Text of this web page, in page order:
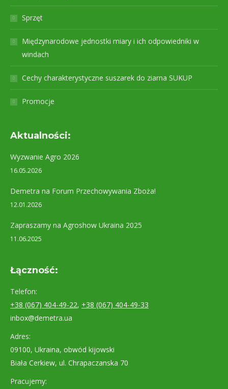
Sprzęt
Międzynarodowe jednostki miary i ich odpowiedniki w
windach
Cechy charakterystyczne suszarek do ziarna SUKUP
Promocje
Aktualności:
Wyzwanie Agro 2026
16.05.2026
Demetra na Forum Przechowywania Zboża!
12.01.2026
Zapraszamy na Agroshow Ukraina 2025
11.06.2025
Łączność:
Telefon:
+38 (067) 404-49-22, +38 (067) 404-49-33
inbox@demetra.ua
Adres:
09100, Ukraina, obwód kijowski
Biała Cerkiew, ul. Chrapaczanska 70
Pracujemy: